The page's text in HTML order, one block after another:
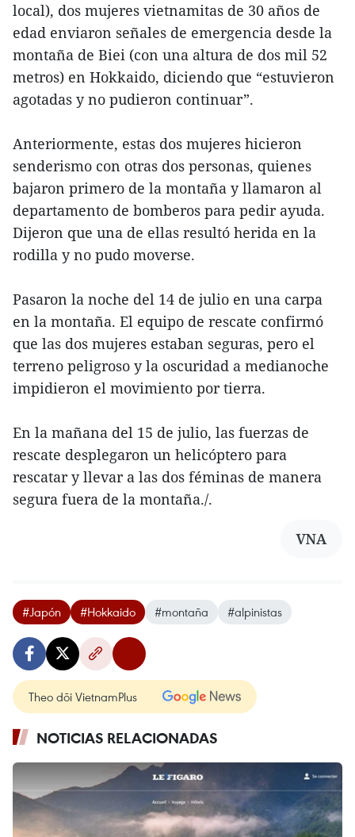
local), dos mujeres vietnamitas de 30 años de
edad enviaron señales de emergencia desde la
montaña de Biei (con una altura de dos mil 52
metros) en Hokkaido, diciendo que “estuvieron
agotadas y no pudieron continuar”.
Anteriormente, estas dos mujeres hicieron
senderismo con otras dos personas, quienes
bajaron primero de la montaña y llamaron al
departamento de bomberos para pedir ayuda.
Dijeron que una de ellas resultó herida en la
rodilla y no pudo moverse.
Pasaron la noche del 14 de julio en una carpa
en la montaña. El equipo de rescate confirmó
que las dos mujeres estaban seguras, pero el
terreno peligroso y la oscuridad a medianoche
impidieron el movimiento por tierra.
En la mañana del 15 de julio, las fuerzas de
rescate desplegaron un helicóptero para
rescatar y llevar a las dos féminas de manera
segura fuera de la montaña./.
VNA
#Japón #Hokkaido #montaña #alpinistas
Theo dõi VietnamPlus
NOTICIAS RELACIONADAS